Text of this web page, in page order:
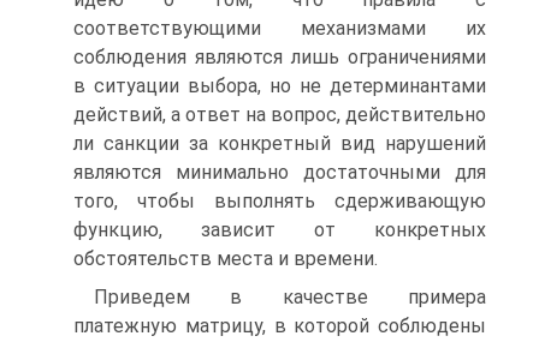
соответствующими механизмами их
соблюдения являются лишь ограничениями
в ситуации выбора, но не детерминантами
действий, а ответ на вопрос, действительно
ли санкции за конкретный вид нарушений
являются минимально достаточными для
того, чтобы выполнять сдерживающую
функцию, зависит от конкретных
обстоятельств места и времени.
Приведем в качестве примера
платежную матрицу, в которой соблюдены